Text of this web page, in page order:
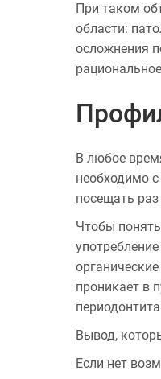
При таком
области:
осложнения
В любое
необходимо
посещать
Чтобы
проникает в
Вывод,
Если нет